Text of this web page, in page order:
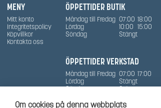
Om cookies på denna webbplats
MENY
Mitt konto
Integritetspolicy
Köpvillkor
Kontakta oss
ÖPPETTIDER BUTIK
Måndag till Fredag 07:00 18:00
Lördag
10:00 15:00
Söndag
Stängt
ÖPPETTIDER VERKSTAD
Måndag till Fredag 07:00 17:00
Lördag
Stängt
Söndag
Stängt